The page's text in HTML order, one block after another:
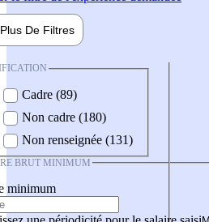
Plus De Filtres
Cadre (89)
Non cadre (180)
Non renseignée (131)
BRUT MINIMUM
minimum